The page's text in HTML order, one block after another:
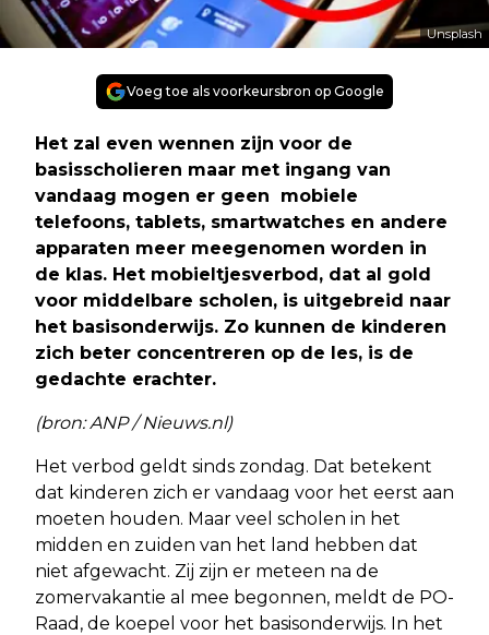
Unsplash
Voeg toe als voorkeursbron op Google
Het zal even wennen zijn voor de
basisscholieren maar met ingang van
vandaag mogen er geen mobiele
telefoons, tablets, smartwatches en andere
apparaten meer meegenomen worden in
de klas. Het mobieltjesverbod, dat al gold
voor middelbare scholen, is uitgebreid naar
het basisonderwijs. Zo kunnen de kinderen
zich beter concentreren op de les, is de
gedachte erachter.
(bron: ANP / Nieuws.nl)
Het verbod geldt sinds zondag. Dat betekent
dat kinderen zich er vandaag voor het eerst aan
moeten houden. Maar veel scholen in het
midden en zuiden van het land hebben dat
niet afgewacht. Zij zijn er meteen na de
zomervakantie al mee begonnen, meldt de PO-
Raad, de koepel voor het basisonderwijs. In het